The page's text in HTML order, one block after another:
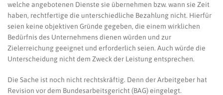
welche angebotenen Dienste sie übernehmen bzw. wann sie Zeit
haben, rechtfertige die unterschiedliche Bezahlung nicht. Hierfür
seien keine objektiven Gründe gegeben, die einem wirklichen
Bedürfnis des Unternehmens dienen würden und zur
Zielerreichung geeignet und erforderlich seien. Auch würde die
Unterscheidung nicht dem Zweck der Leistung entsprechen.
Die Sache ist noch nicht rechtskräftig. Denn der Arbeitgeber hat
Revision vor dem Bundesarbeitsgericht (BAG) eingelegt.